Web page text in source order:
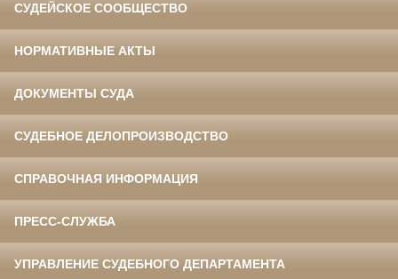
СУДЕЙСКОЕ СООБЩЕСТВО
НОРМАТИВНЫЕ АКТЫ
ДОКУМЕНТЫ СУДА
СУДЕБНОЕ ДЕЛОПРОИЗВОДСТВО
СПРАВОЧНАЯ ИНФОРМАЦИЯ
ПРЕСС-СЛУЖБА
УПРАВЛЕНИЕ СУДЕБНОГО ДЕПАРТАМЕНТА